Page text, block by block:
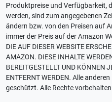
Produktpreise und Verfügbarkeit,
werden, sind zum angegebenen
ändern bzw. von den Preisen auf
immer der Preis auf der Amazon
DIE AUF DIESER WEBSITE
AMAZON. DIESE INHALTE
BEREITGESTELLT UND KÖNNEN
ENTFERNT WERDEN. Alle
geschützt. Alle Rechte